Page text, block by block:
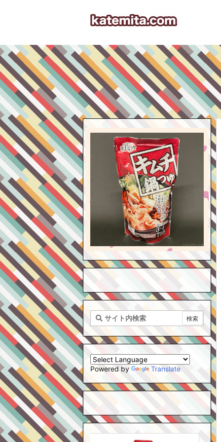
Powered by Translate